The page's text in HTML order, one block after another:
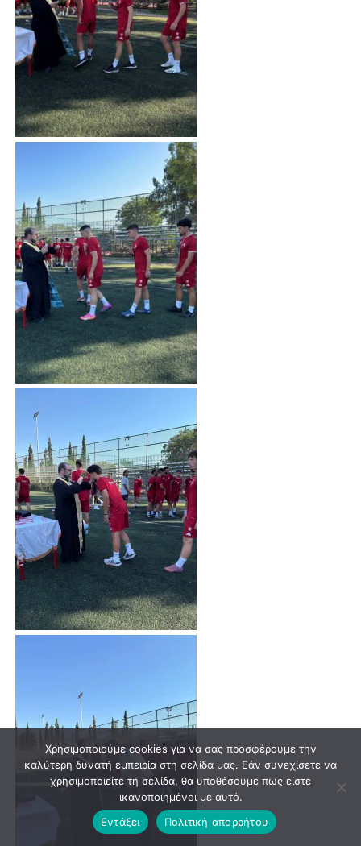
Χρησιμοποιούμε cookies για να σας προσφέρουμε την
καλύτερη δυνατή εμπειρία στη σελίδα μας. Εάν συνεχίσετε να
χρησιμοποιείτε τη σελίδα, θα υποθέσουμε πως είστε
ικανοποιημένοι με αυτό.
Εντάξει
Πολιτική απορρήτου